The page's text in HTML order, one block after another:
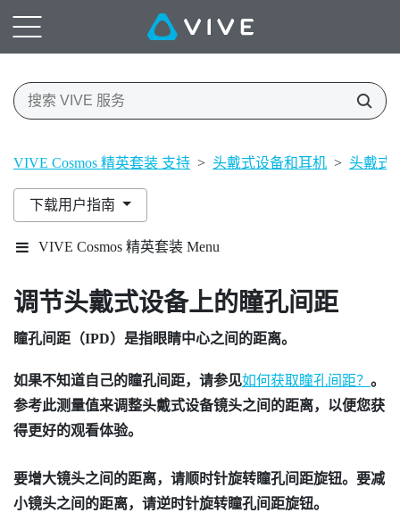
VIVE Cosmos 精英套装 支持 > 头戴式设备和耳机 > 头戴式
下载用户指南
VIVE Cosmos 精英套装 Menu
调节头戴式设备上的瞳孔间距
瞳孔间距（IPD）是指眼睛中心之间的距离。
如果不知道自己的瞳孔间距，请参见如何获取瞳孔间距？ 。
参考此测量值来调整头戴式设备镜头之间的距离，以便您获
得更好的观看体验。
要增大镜头之间的距离，请顺时针旋转瞳孔间距旋钮。要减
小镜头之间的距离，请逆时针旋转瞳孔间距旋钮。